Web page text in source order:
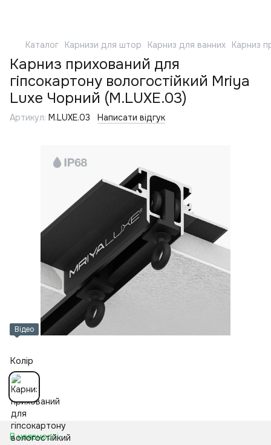
Каталог Карнизи для штор Карниз для ванних Карниз
Карниз прихований для
гіпсокартону вологостійкий Mriya
Luxe Чорний (M.LUXE.03)
Артикул: M.LUXE.03 Написати відгук
Відео
Колір
В наявності